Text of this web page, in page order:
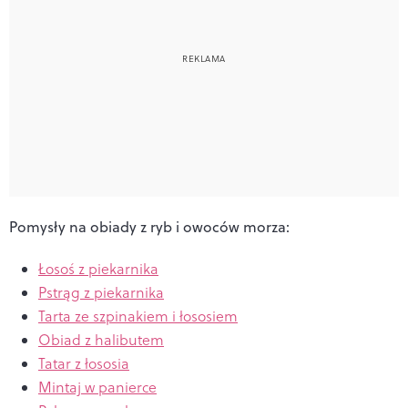
Pomysły na obiady z ryb i owoców morza:
Łosoś z piekarnika
Pstrąg z piekarnika
Tarta ze szpinakiem i łososiem
Obiad z halibutem
Tatar z łososia
Mintaj w panierce